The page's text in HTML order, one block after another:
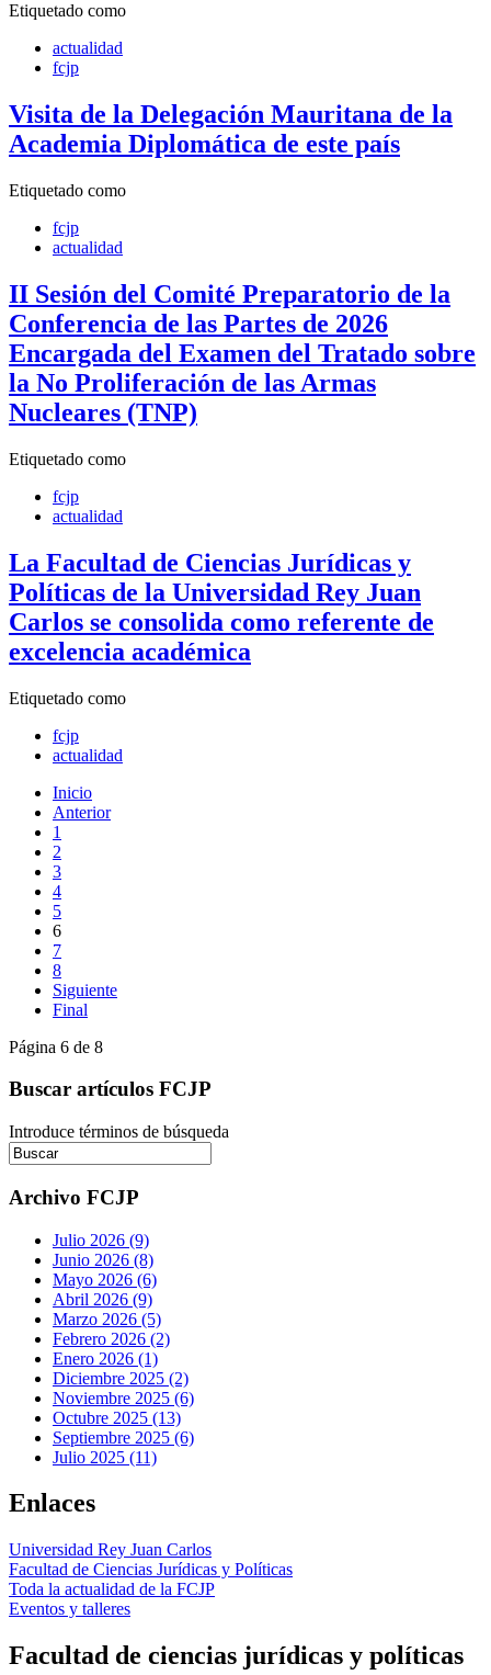
Etiquetado como
actualidad
fcjp
Visita de la Delegación Mauritana de la
Academia Diplomática de este país
Etiquetado como
fcjp
actualidad
II Sesión del Comité Preparatorio de la
Conferencia de las Partes de 2026
Encargada del Examen del Tratado sobre
la No Proliferación de las Armas
Nucleares (TNP)
Etiquetado como
fcjp
actualidad
La Facultad de Ciencias Jurídicas y
Políticas de la Universidad Rey Juan
Carlos se consolida como referente de
excelencia académica
Etiquetado como
fcjp
actualidad
Inicio
Anterior
1
2
3
4
5
6
7
8
Siguiente
Final
Página 6 de 8
Buscar artículos FCJP
Introduce términos de búsqueda
Archivo FCJP
Julio 2026 (9)
Junio 2026 (8)
Mayo 2026 (6)
Abril 2026 (9)
Marzo 2026 (5)
Febrero 2026 (2)
Enero 2026 (1)
Diciembre 2025 (2)
Noviembre 2025 (6)
Octubre 2025 (13)
Septiembre 2025 (6)
Julio 2025 (11)
Enlaces
Universidad Rey Juan Carlos
Facultad de Ciencias Jurídicas y Políticas
Toda la actualidad de la FCJP
Eventos y talleres
Facultad de ciencias jurídicas y políticas